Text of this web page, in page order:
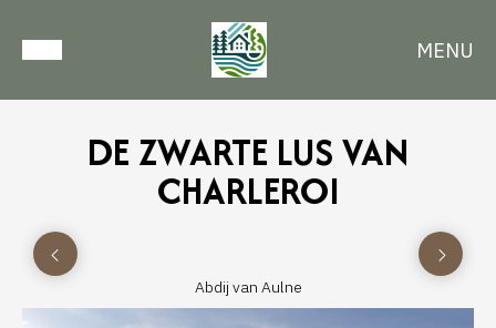
MENU
DE ZWARTE LUS VAN
CHARLEROI
Abdij van Aulne